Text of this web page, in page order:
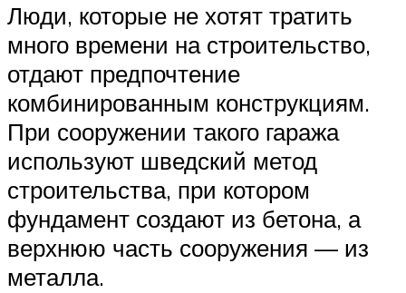
Люди, которые не хотят тратить
много времени на строительство,
отдают предпочтение
комбинированным конструкциям.
При сооружении такого гаража
используют шведский метод
строительства, при котором
фундамент создают из бетона, а
верхнюю часть сооружения — из
металла.